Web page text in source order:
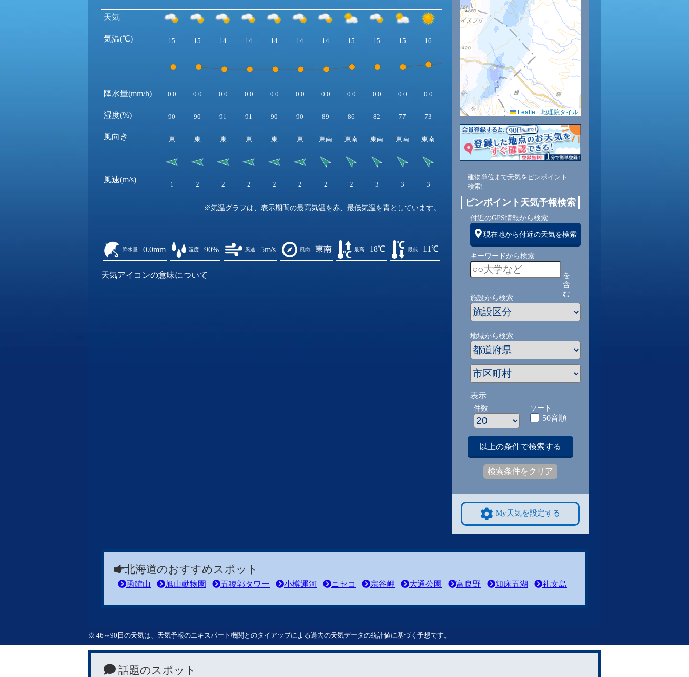
天気
気温(℃)
降水量(mm/h)
湿度(%)
風向き
風速(m/s)
15 15 14 14 14 14 14 15 15 15 16 18 17 17 16 15
0.0 0.0 0.0 0.0 0.0 0.0 0.0 0.0 0.0 0.0 0.0 0.0 0.0 0.0 0.0
90 90 91 91 90 90 89 86 82 77 73 65 66 67 68 72
東 東 東 東 東 東 東南 東南 東南 東南 東南 東南 東南 東南 東南 東南
1 2 2 2 2 2 2 2 3 3 3 2
※気温グラフは、表示期間の最高気温を赤、最低気温を青としています。
降水量 0.0mm 湿度 90% 風速 5m/s 風向 東南 最高 18℃ 最低 11℃
天気アイコンの意味について
Leaflet | 地理院タイル
建物単位まで天気をピンポイント
検索!
ピンポイント天気予報検索
付近のGPS情報から検索
現在地から付近の天気を検索
キーワードから検索
を
含
む
施設から検索
地域から検索
表示
件数 ソート
50音順
以上の条件で検索する
検索条件をクリア
My天気を設定する
北海道のおすすめスポット
函館山 旭山動物園 五稜郭タワー 小樽運河 ニセコ 宗谷岬 大通公園 富良野 知床五湖 礼文島
※ 46～90日の天気は、天気予報のエキスパート機関とのタイアップによる過去の天気データの統計値に基づく予想です。
話題のスポット